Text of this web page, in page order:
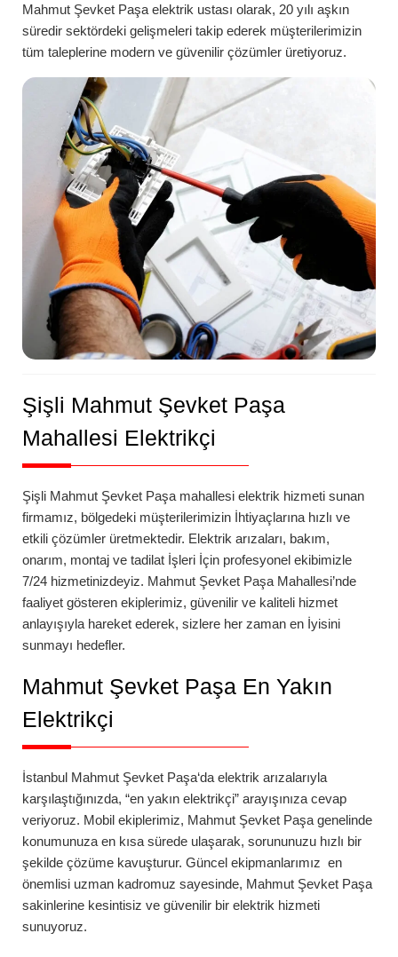
Mahmut Şevket Paşa elektrik ustası olarak, 20 yılı aşkın
süredir sektördeki gelişmeleri takip ederek müşterilerimizin
tüm taleplerine modern ve güvenilir çözümler üretiyoruz.
Şişli Mahmut Şevket Paşa
Mahallesi Elektrikçi
Şişli Mahmut Şevket Paşa mahallesi elektrik hizmeti sunan
firmamız, bölgedeki müşterilerimizin İhtiyaçlarına hızlı ve
etkili çözümler üretmektedir. Elektrik arızaları, bakım,
onarım, montaj ve tadilat İşleri İçin profesyonel ekibimizle
7/24 hizmetinizdeyiz. Mahmut Şevket Paşa Mahallesi’nde
faaliyet gösteren ekiplerimiz, güvenilir ve kaliteli hizmet
anlayışıyla hareket ederek, sizlere her zaman en İyisini
sunmayı hedefler.
Mahmut Şevket Paşa En Yakın
Elektrikçi
İstanbul Mahmut Şevket Paşa‘da elektrik arızalarıyla
karşılaştığınızda, “en yakın elektrikçi” arayışınıza cevap
veriyoruz. Mobil ekiplerimiz, Mahmut Şevket Paşa genelinde
konumunuza en kısa sürede ulaşarak, sorununuzu hızlı bir
şekilde çözüme kavuşturur. Güncel ekipmanlarımız en
önemlisi uzman kadromuz sayesinde, Mahmut Şevket Paşa
sakinlerine kesintisiz ve güvenilir bir elektrik hizmeti
sunuyoruz.